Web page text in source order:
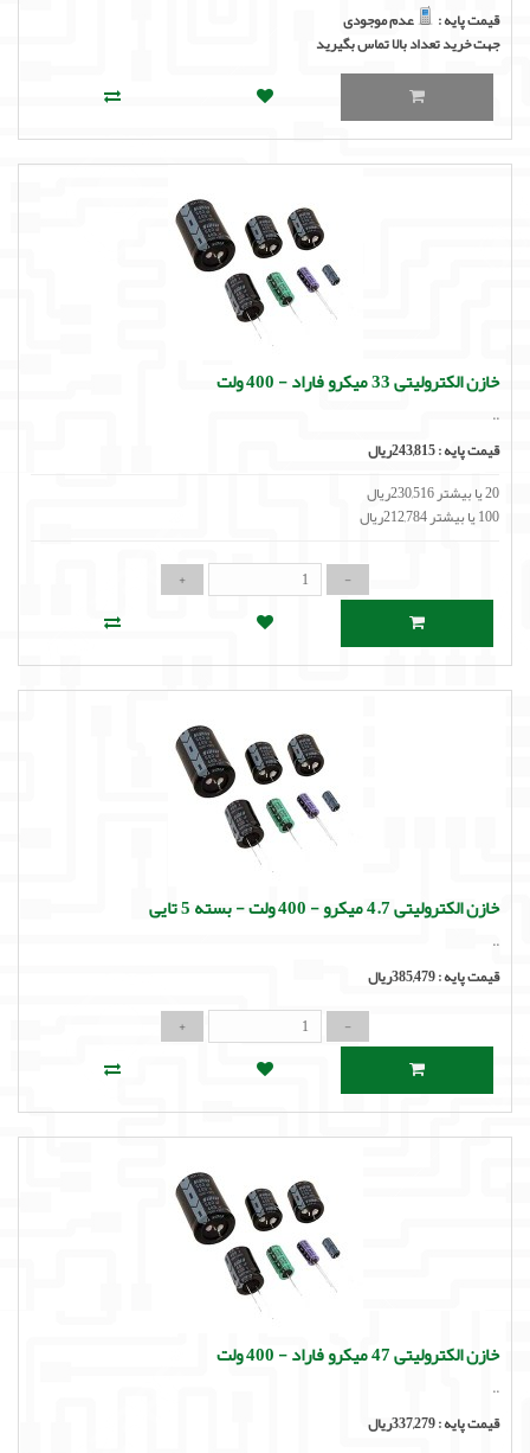
قیمت پایه :
عدم موجودی
جهت خرید تعداد بالا تماس بگیرید
خازن الکترولیتی 33 میکرو فاراد - 400 ولت
..
قیمت پایه :243,815ریال
20 یا بیشتر 230,516ریال
100 یا بیشتر 212,784ریال
خازن الکترولیتی 4.7 میکرو - 400 ولت - بسته 5 تایی
..
قیمت پایه :385,479ریال
خازن الکترولیتی 47 میکرو فاراد - 400 ولت
..
قیمت پایه :337,279ریال